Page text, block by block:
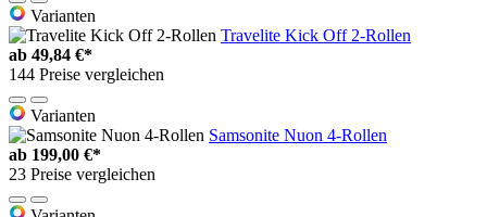
Varianten
Travelite Kick Off 2-Rollen
ab 49,84 €*
144 Preise vergleichen
Varianten
Samsonite Nuon 4-Rollen
ab 199,00 €*
23 Preise vergleichen